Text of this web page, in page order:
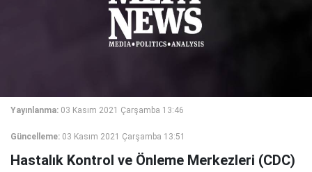
Yayınlanma: 03 Kasım 2021 Çarşamba 13:46
Güncelleme: 03 Kasım 2021 Çarşamba 13:51
Hastalık Kontrol ve Önleme Merkezleri (CDC)